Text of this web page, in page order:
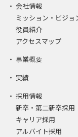
会社情報
ミッション・ビジョ
役員紹介
アクセスマップ
事業概要
実績
採用情報
新卒・第二新卒採用
キャリア採用
アルバイト採用